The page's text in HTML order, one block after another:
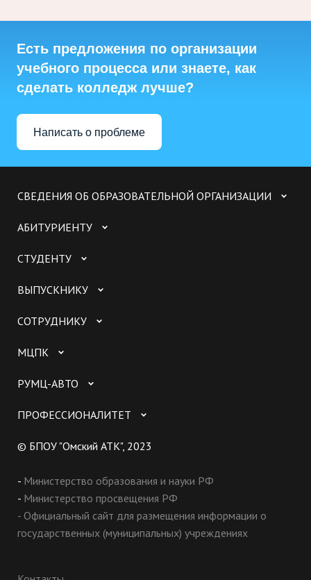
Есть предложения по организации
учебного процесса или знаете, как
сделать колледж лучше?
Написать о проблеме
СВЕДЕНИЯ ОБ ОБРАЗОВАТЕЛЬНОЙ ОРГАНИЗАЦИИ
АБИТУРИЕНТУ
СТУДЕНТУ
ВЫПУСКНИКУ
СОТРУДНИКУ
МЦПК
РУМЦ-АВТО
ПРОФЕССИОНАЛИТЕТ
© БПОУ "Омский АТК", 2023
- Министерство образования и науки РФ
- Министерство просвещения РФ
- Официальный сайт для размещения информации о
государственных (муниципальных) учреждениях